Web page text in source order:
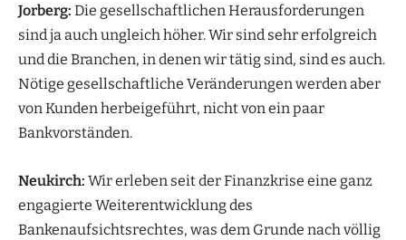
Jorberg: Die gesellschaftlichen Herausforderungen
sind ja auch ungleich höher. Wir sind sehr erfolgreich
und die Branchen, in denen wir tätig sind, sind es auch.
Nötige gesellschaftliche Veränderungen werden aber
von Kunden herbeigeführt, nicht von ein paar
Bankvorständen.
Neukirch: Wir erleben seit der Finanzkrise eine ganz
engagierte Weiterentwicklung des
Bankenaufsichtsrechtes, was dem Grunde nach völlig